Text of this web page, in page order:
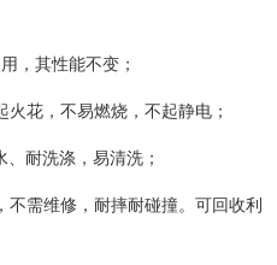
，其性能不变；
花，不易燃烧，不起静电；
耐洗涤，易清洗；
不需维修，耐摔耐碰撞。可回收利